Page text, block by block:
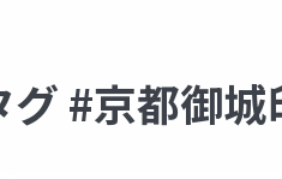
グ #京都御